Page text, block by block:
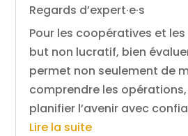
Regards d’expert·e·s
Pour les coopératives et
but non lucratif, bien
permet non seulement de
comprendre les
planifier l’avenir avec
Lire la suite